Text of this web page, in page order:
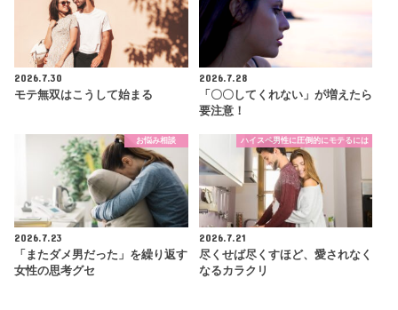
2026.7.30
モテ無双はこうして始まる
2026.7.28
「〇〇してくれない」が増えたら
要注意！
お悩み相談
2026.7.23
「またダメ男だった」を繰り返す
女性の思考グセ
ハイスペ男性に圧倒的にモテるには
2026.7.21
尽くせば尽くすほど、愛されなく
なるカラクリ